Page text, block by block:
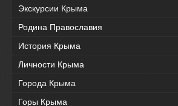
Экскурсии Крыма
Родина Православия
История Крыма
Личности Крыма
Города Крыма
Горы Крыма